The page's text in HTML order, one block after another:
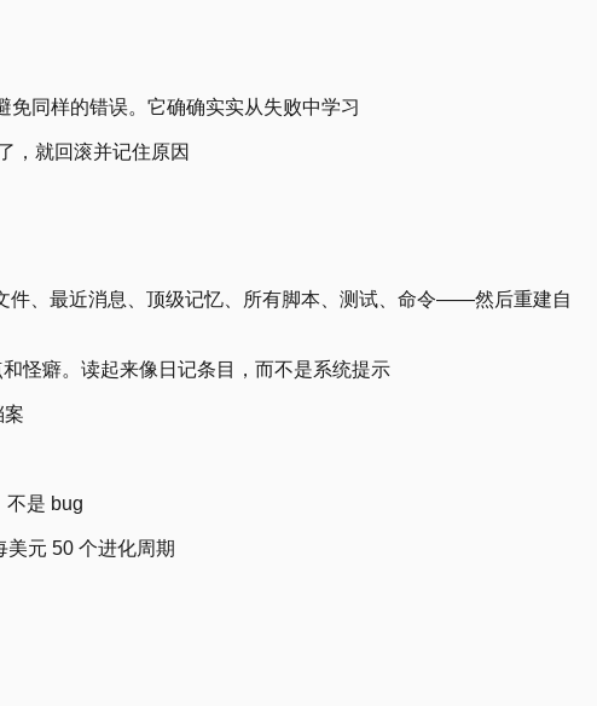
同样的错误。它确确实实从失败中学习
，就回滚并记住原因
、最近消息、顶级记忆、所有脚本、测试、命令——然后重建自
怪癖。读起来像日记条目，而不是系统提示
案
不是 bug
元 50 个进化周期